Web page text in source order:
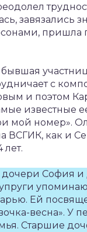
завязались
пришла
с
и поэтом
известные
мой номер».
ВСГИК, как и
лет.
дочери София и
Ей
весна». У
Старшие